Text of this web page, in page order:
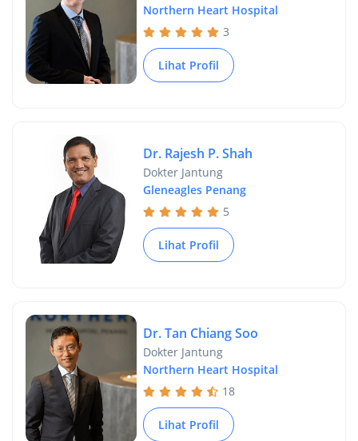
Northern Heart Hospital
3
Lihat Profil
Dr. Rajesh P. Shah
Dokter Jantung
Gleneagles Penang
5
Lihat Profil
Dr. Tan Chiang Soo
Dokter Jantung
Northern Heart Hospital
18
Lihat Profil